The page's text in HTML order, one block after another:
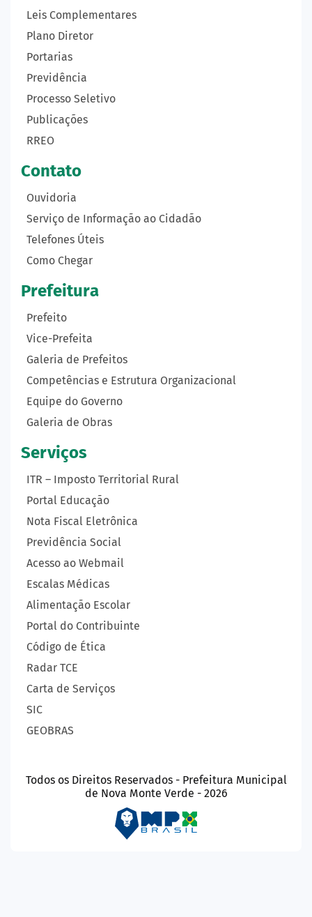
Leis Complementares
Plano Diretor
Portarias
Previdência
Processo Seletivo
Publicações
RREO
Contato
Ouvidoria
Serviço de Informação ao Cidadão
Telefones Úteis
Como Chegar
Prefeitura
Prefeito
Vice-Prefeita
Galeria de Prefeitos
Competências e Estrutura Organizacional
Equipe do Governo
Galeria de Obras
Serviços
ITR – Imposto Territorial Rural
Portal Educação
Nota Fiscal Eletrônica
Previdência Social
Acesso ao Webmail
Escalas Médicas
Alimentação Escolar
Portal do Contribuinte
Código de Ética
Radar TCE
Carta de Serviços
SIC
GEOBRAS
Todos os Direitos Reservados - Prefeitura Municipal
de Nova Monte Verde - 2026